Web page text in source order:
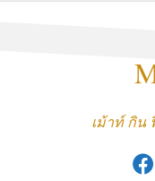
เม้าท์ กิน